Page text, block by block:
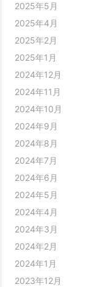
2025年5月
2025年4月
2025年2月
2025年1月
2024年12月
2024年11月
2024年10月
2024年9月
2024年8月
2024年7月
2024年6月
2024年5月
2024年4月
2024年3月
2024年2月
2024年1月
2023年12月